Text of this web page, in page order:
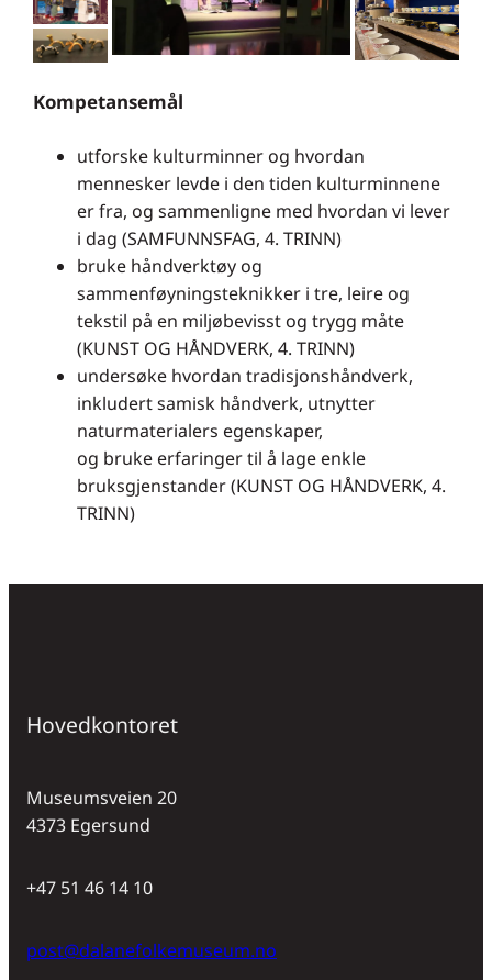
Kompetansemål
utforske kulturminner og hvordan
mennesker levde i den tiden kulturminnene
er fra, og sammenligne med hvordan vi lever
i dag (SAMFUNNSFAG, 4. TRINN)
bruke håndverktøy og
sammenføyningsteknikker i tre, leire og
tekstil på en miljøbevisst og trygg måte
(KUNST OG HÅNDVERK, 4. TRINN)
undersøke hvordan tradisjonshåndverk,
inkludert samisk håndverk, utnytter
naturmaterialers egenskaper,
og bruke erfaringer til å lage enkle
bruksgjenstander (KUNST OG HÅNDVERK, 4.
TRINN)
Hovedkontoret
Museumsveien 20
4373 Egersund
+47 51 46 14 10
post@dalanefolkemuseum.no